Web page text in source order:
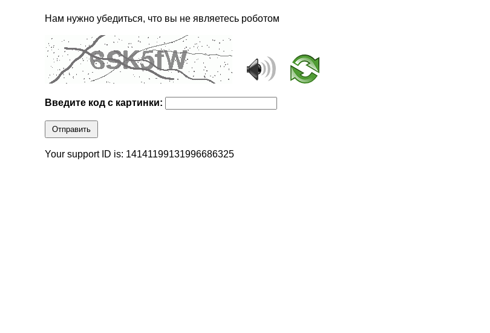
Нам нужно убедиться, что вы не являетесь роботом
Введите код с картинки:
Отправить
Your support ID is: 14141199131996686325